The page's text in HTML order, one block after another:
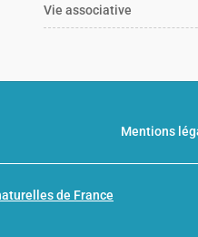
Vie associative
Mentions
de France